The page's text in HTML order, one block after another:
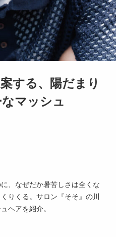
する、陽だまり
マッシュ
、なぜだか暑苦しさは全くな
りくる。サロン『そそ』の川
ヘアを紹介。